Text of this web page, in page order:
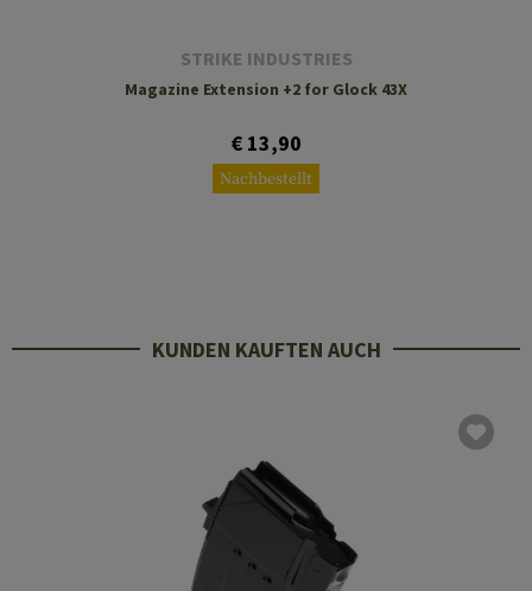
STRIKE INDUSTRIES
Magazine Extension +2 for Glock 43X
€ 13,90
Nachbestellt
KUNDEN KAUFTEN AUCH